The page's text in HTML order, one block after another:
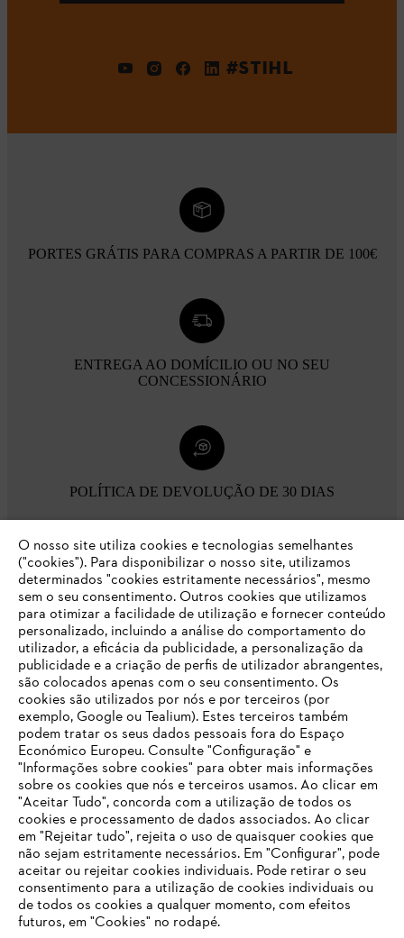
#STIHL
PORTES GRÁTIS PARA COMPRAS A PARTIR DE 100€
ENTREGA AO DOMÍCILIO OU NO SEU
CONCESSIONÁRIO
POLÍTICA DE DEVOLUÇÃO DE 30 DIAS
Opções de pagamento
Empresa
FAQs Loja Online
Contacto
O SEU NAVEGADOR NÃO SUPORTA
ESTE WEBSITE
Está utilizar um navegador que ainda não suportamos. Para
obter o melhor uso de nosso site, recomendamos que altere
para um dos seguintes navegadores:
O nosso site utiliza cookies e tecnologias semelhantes
("cookies"). Para disponibilizar o nosso site, utilizamos
determinados "cookies estritamente necessários", mesmo
sem o seu consentimento. Outros cookies que utilizamos
para otimizar a facilidade de utilização e fornecer conteúdo
personalizado, incluindo a análise do comportamento do
utilizador, a eficácia da publicidade, a personalização da
publicidade e a criação de perfis de utilizador abrangentes,
são colocados apenas com o seu consentimento. Os
cookies são utilizados por nós e por terceiros (por
exemplo, Google ou Tealium). Estes terceiros também
podem tratar os seus dados pessoais fora do Espaço
Económico Europeu. Consulte "Configuração" e
"Informações sobre cookies" para obter mais informações
sobre os cookies que nós e terceiros usamos. Ao clicar em
"Aceitar Tudo", concorda com a utilização de todos os
cookies e processamento de dados associados. Ao clicar
em "Rejeitar tudo", rejeita o uso de quaisquer cookies que
não sejam estritamente necessários. Em "Configurar", pode
aceitar ou rejeitar cookies individuais. Pode retirar o seu
consentimento para a utilização de cookies individuais ou
de todos os cookies a qualquer momento, com efeitos
futuros, em "Cookies" no rodapé.